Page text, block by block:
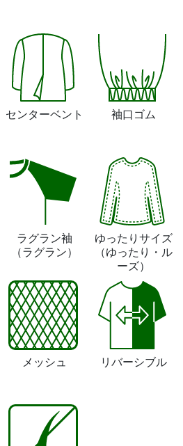
センターベント 袖口ゴム
ラグラン袖
（ラグラン）
ゆったりサイズ
（ゆったり・ル
ーズ）
メッシュ リバーシブル